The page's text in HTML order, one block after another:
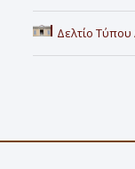
Δελτίο